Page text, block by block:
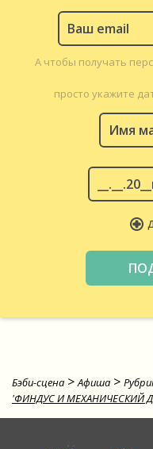
А чтобы получать
просто укажите
Бэби-сцена >Афиша >
'ФИНДУС И МЕХАНИЧЕСКИЙ